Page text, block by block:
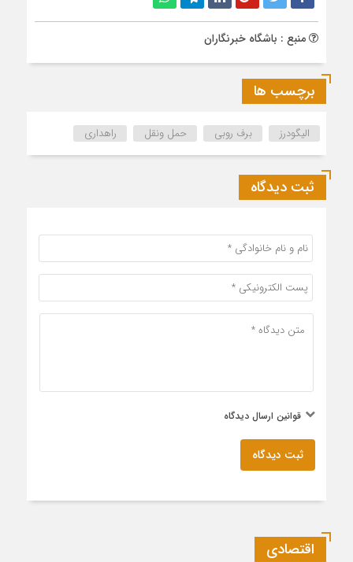
منبع : باشگاه خبرنگاران
برچسب ها
الیگودرز برف روبی حمل ونقل راهداری
ثبت دیدگاه
قوانین ارسال دیدگاه
ثبت دیدگاه
اقتصادی